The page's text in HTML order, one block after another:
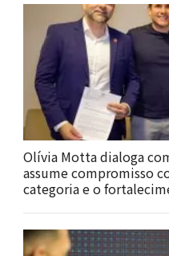
Olívia Motta dialoga
assume compromisso
categoria e o